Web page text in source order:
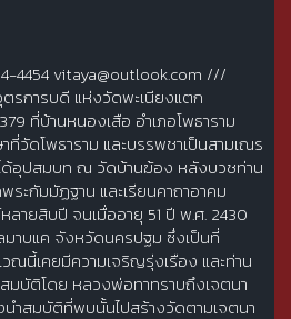
4454 vitaya@outlook.com ///
รการบดี แห่งวัดพะเนียงแตก
ที่บ้านหนองเสือ อำเภอโพธาราม
วัดโพธาราม และบรรพชาเป็นสามเณร
ด้อุปสมบท ณ วัดบ้านฆ้อง หลังบวชท่าน
ะกัมมัฏฐาน และเรียนคาถาอาคม
ายสิบปี จนเมื่ออายุ 51 ปี พ.ศ. 2430
มาบแค จังหวัดนครปฐม ซึ่งเป็นที่
วณนี้เคยมีความเจริญรุ่งเรือง และท่าน
มบัติโดย หลวงพ่อทาทราบถึงเจตนา
ำสมบัติที่พบนั้นไปสร้างวัดตามเจตนา